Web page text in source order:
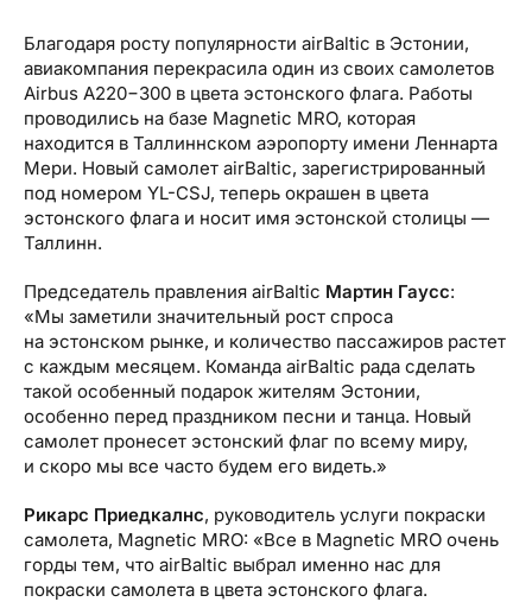
Благодаря росту популярности airBaltic в Эстонии,
авиакомпания перекрасила один из своих самолетов
Airbus A220−300 в цвета эстонского флага. Работы
проводились на базе Magnetic MRO, которая
находится в Таллиннском аэропорту имени Леннарта
Мери. Новый самолет airBaltic, зарегистрированный
под номером YL-CSJ, теперь окрашен в цвета
эстонского флага и носит имя эстонской столицы —
Таллинн.
Председатель правления airBaltic Мартин Гаусс:
«Мы заметили значительный рост спроса
на эстонском рынке, и количество пассажиров растет
с каждым месяцем. Команда airBaltic рада сделать
такой особенный подарок жителям Эстонии,
особенно перед праздником песни и танца. Новый
самолет пронесет эстонский флаг по всему миру,
и скоро мы все часто будем его видеть.»
Рикарс Приедкалнс, руководитель услуги покраски
самолета, Magnetic MRO: «Все в Magnetic MRO очень
горды тем, что airBaltic выбрал именно нас для
покраски самолета в цвета эстонского флага.